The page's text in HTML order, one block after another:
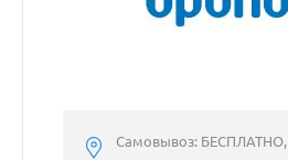
Самовывоз: БЕСПЛАТНО,